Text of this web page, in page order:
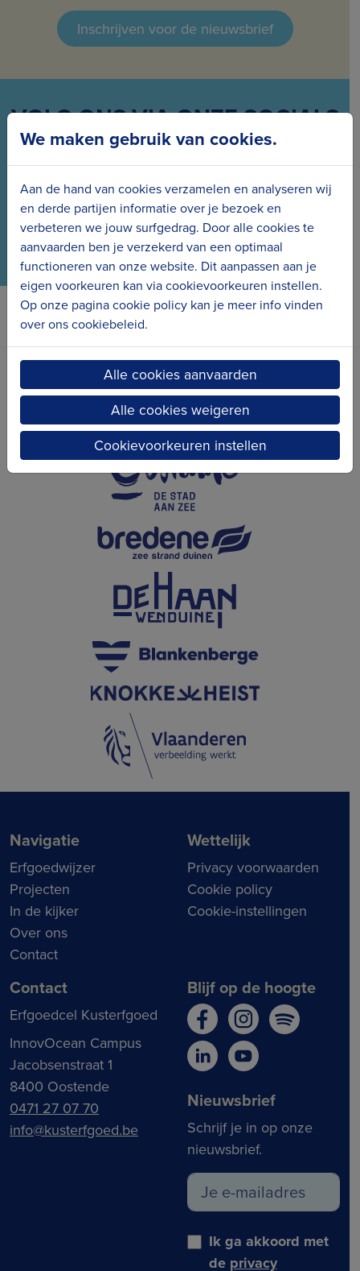
Inschrijven voor de nieuwsbrief
VOLG ONS VIA ONZE SOCIALS
Wees meteen op de hoogte van het laatste nieuws
en de nieuwe projecten.
Erfgoedcel Kusterfgoed verbindt
Navigatie
Erfgoedwijzer
Projecten
In de kijker
Over ons
Contact
Wettelijk
Privacy voorwaarden
Cookie policy
Cookie-instellingen
Contact
Erfgoedcel Kusterfgoed
InnovOcean Campus
Jacobsenstraat 1
8400 Oostende
0471 27 07 70
info@kusterfgoed.be
Blijf op de hoogte
Nieuwsbrief
Schrijf je in op onze
nieuwsbrief.
Ik ga akkoord met
de privacy
We maken gebruik van cookies.
Aan de hand van cookies verzamelen en analyseren wij
en derde partijen informatie over je bezoek en
verbeteren we jouw surfgedrag. Door alle cookies te
aanvaarden ben je verzekerd van een optimaal
functioneren van onze website. Dit aanpassen aan je
eigen voorkeuren kan via cookievoorkeuren instellen.
Op onze pagina cookie policy kan je meer info vinden
over ons cookiebeleid.
Alle cookies aanvaarden
Alle cookies weigeren
Cookievoorkeuren instellen